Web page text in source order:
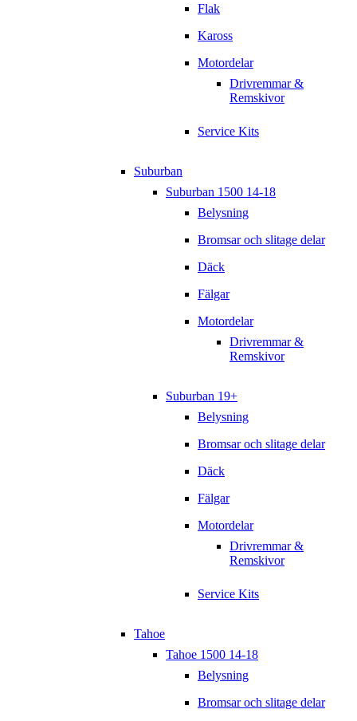
Flak
Kaross
Motordelar
Drivremmar &
Remskivor
Service Kits
Suburban
Suburban 1500 14-18
Belysning
Bromsar och slitage delar
Däck
Fälgar
Motordelar
Drivremmar &
Remskivor
Suburban 19+
Belysning
Bromsar och slitage delar
Däck
Fälgar
Motordelar
Drivremmar &
Remskivor
Service Kits
Tahoe
Tahoe 1500 14-18
Belysning
Bromsar och slitage delar